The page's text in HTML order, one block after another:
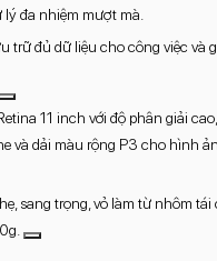
lý đa nhiệm mượt mà.
trữ đủ dữ liệu cho công việc và
11 inch với độ phân giải
và dải màu rộng P3 cho hình
sang trọng, vỏ làm từ nhôm tái